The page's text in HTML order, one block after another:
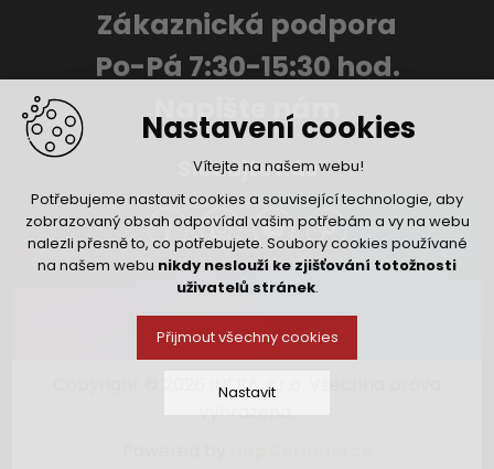
Nastavení cookies
Vítejte na našem webu!
Potřebujeme nastavit cookies a související technologie, aby
zobrazovaný obsah odpovídal vašim potřebám a vy na webu
nalezli přesně to, co potřebujete. Soubory cookies používané
na našem webu nikdy neslouží ke zjišťování totožnosti
uživatelů stránek.
Přijmout všechny cookies
Nastavit
Zákaznická podpora
Po-Pá 7:30-15:30 hod.
Napište nám
Sledujte nás
Copyright © 2026 INFRA, s.r.o. Všechna práva
vyhrazena.